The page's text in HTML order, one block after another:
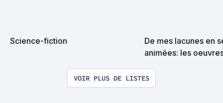
Science-fiction
De mes lacunes en
animées: les
VOIR PLUS DE LISTES